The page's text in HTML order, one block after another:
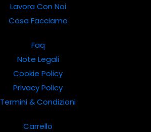
Lavora Con Noi
Cosa Facciamo
Faq
Note Legali
Cookie Policy
Privacy Policy
Termini & Condizioni
Carrello